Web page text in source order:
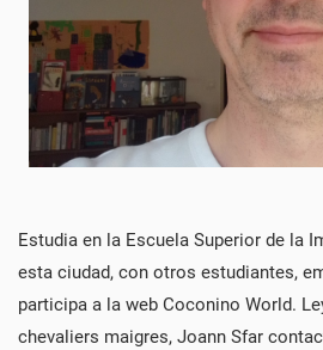
Estudia en la Escuela Superior de la
esta ciudad, con otros estudiantes,
participa a la web Coconino World.
chevaliers maigres, Joann Sfar